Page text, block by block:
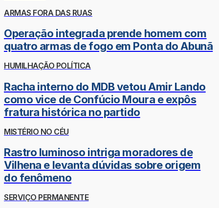
ARMAS FORA DAS RUAS
Operação integrada prende homem com
quatro armas de fogo em Ponta do Abunã
HUMILHAÇÃO POLÍTICA
Racha interno do MDB vetou Amir Lando
como vice de Confúcio Moura e expôs
fratura histórica no partido
MISTÉRIO NO CÉU
Rastro luminoso intriga moradores de
Vilhena e levanta dúvidas sobre origem
do fenômeno
SERVIÇO PERMANENTE